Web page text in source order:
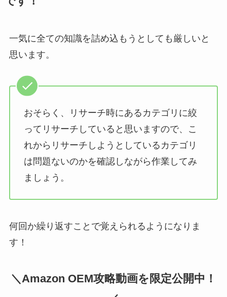
一気に全ての知識を詰め込もうとしても厳しいと
思います。
おそらく、リサーチ時にあるカテゴリに絞
ってリサーチしていると思いますので、こ
れからリサーチしようとしているカテゴリ
は問題ないのかを確認しながら作業してみ
ましょう。
何回か繰り返すことで覚えられるようになりま
す！
＼Amazon OEM攻略動画を限定公開中！